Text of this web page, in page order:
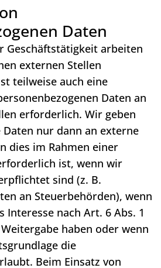
Daten
Geschäftstätigkeit arbeiten
externen Stellen
teilweise auch eine
Daten an
erforderlich. Wir geben
Daten nur dann an externe
dies im Rahmen einer
ist, wenn wir
sind (z. B.
an Steuerbehörden), wenn
Interesse nach Art. 6 Abs. 1
haben oder wenn
die
Beim Einsatz von